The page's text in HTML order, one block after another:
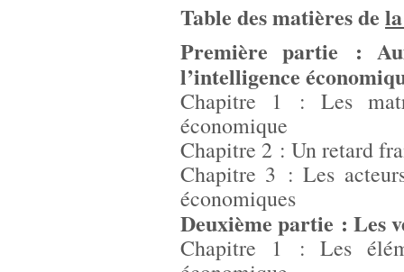
Table des matières de
Première partie :
l’intelligence
Chapitre 1 : Les
économique
Chapitre 2 : Un retard
Chapitre 3 : Les
économiques
Deuxième partie : Les
Chapitre 1 : Les